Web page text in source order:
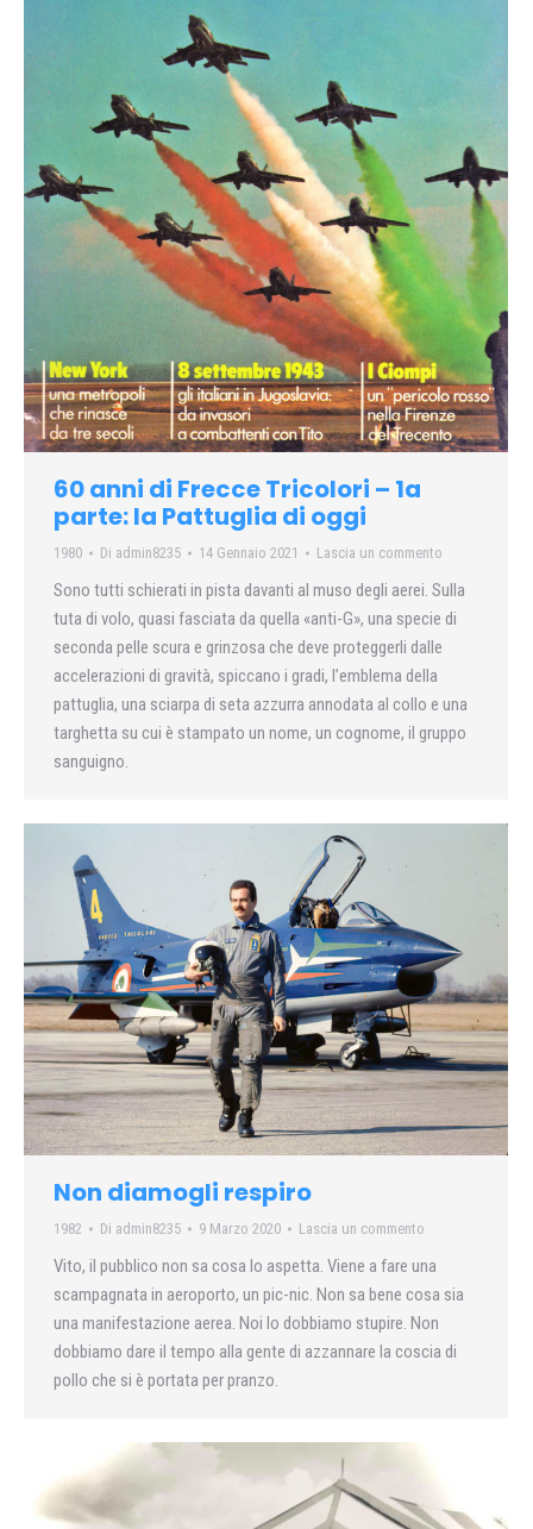
60 anni di Frecce Tricolori – 1a
parte: la Pattuglia di oggi
1980 Di admin8235 14 Gennaio 2021 Lascia un commento
Sono tutti schierati in pista davanti al muso degli aerei. Sulla
tuta di volo, quasi fasciata da quella «anti-G», una specie di
seconda pelle scura e grinzosa che deve proteggerli dalle
accelerazioni di gravità, spiccano i gradi, l’emblema della
pattuglia, una sciarpa di seta azzurra annodata al collo e una
targhetta su cui è stampato un nome, un cognome, il gruppo
sanguigno.
Non diamogli respiro
1982 Di admin8235 9 Marzo 2020 Lascia un commento
Vito, il pubblico non sa cosa lo aspetta. Viene a fare una
scampagnata in aeroporto, un pic-nic. Non sa bene cosa sia
una manifestazione aerea. Noi lo dobbiamo stupire. Non
dobbiamo dare il tempo alla gente di azzannare la coscia di
pollo che si è portata per pranzo.